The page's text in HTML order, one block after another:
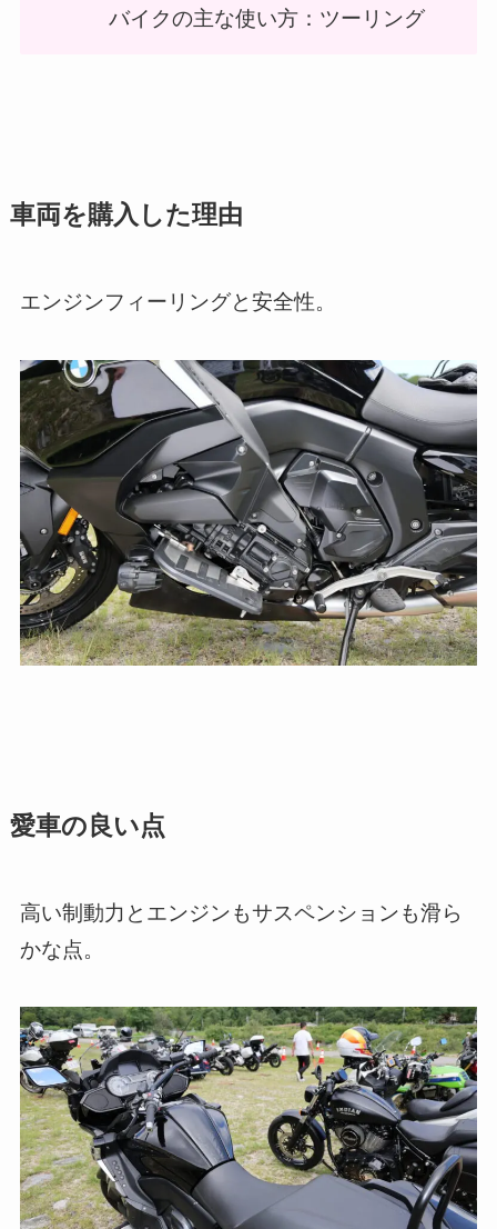
バイクの主な使い方：ツーリング
車両を購入した理由
エンジンフィーリングと安全性。
愛車の良い点
高い制動力とエンジンもサスペンションも滑ら
かな点。